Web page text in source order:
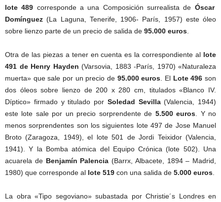
lote 489 corresponde a una Composición surrealista de Óscar
Domínguez (La Laguna, Tenerife, 1906- París, 1957) este óleo
sobre lienzo parte de un precio de salida de 95.000 euros
Otra de las piezas a tener en cuenta es la correspondiente al lote
491 de Henry Hayden (Varsovia, 1883 -París, 1970) «Naturaleza
muerta» que sale por un precio de 95.000 euros . El Lote 496 son
dos óleos sobre lienzo de 200 x 280 cm, titulados «Blanco IV.
Díptico» firmado y titulado por Soledad Sevilla(Valencia, 1944)
este lote sale por un precio sorprendente de 5.500 euros . Y no
menos sorprendentes son los siguientes lote 497 de Jose Manuel
Broto (Zaragoza, 1949), el lote 501 de Jordi Teixidor (Valencia,
1941). Y la Bomba atómica del Equipo Crónica (lote 502). Una
acuarela de Benjamín Palencia (Barrx, Albacete, 1894 – Madrid,
1980) que corresponde al lote 519 con una salida de 5.000 euros
La obra «Tipo segoviano» subastada por Christie´s Londres en